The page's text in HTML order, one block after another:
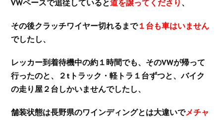
VWペースで追従していると道を譲ってくださり 、
その後クラッチワイヤー切れるまで１台も車はいません
でしたし、
レッカー到着待機中の約１時間でも、そのVWが帰って
行ったのと、２tトラック・軽トラ１台ずつと、バイク
の走り屋２台しかいませんでしたし、
舗装状態は長野県のワインディングとは大違いでメチャ